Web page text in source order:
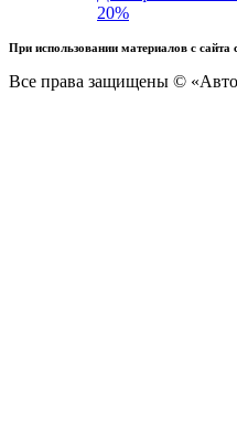
20%
При использовании материалов с сайта
Все права защищены ©